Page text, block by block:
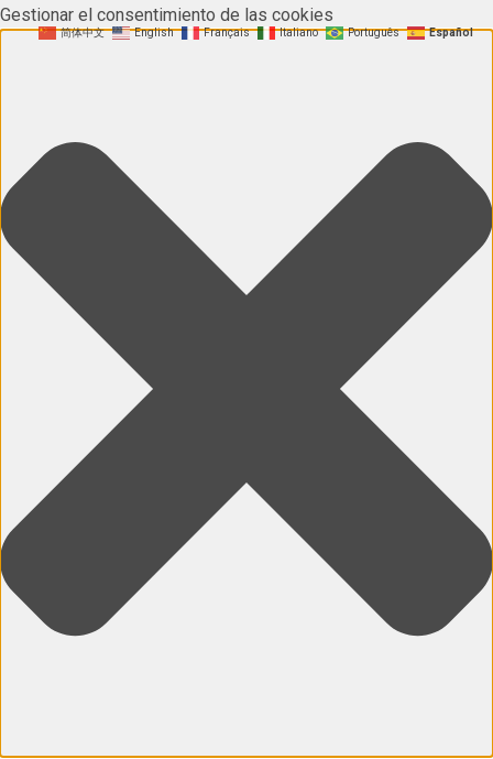
Gestionar el consentimiento de las cookies
简体中文 English Français Italiano Português Español